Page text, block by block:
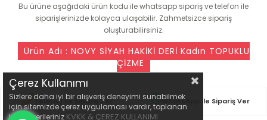
Çerez Kullanımı
Sizlere daha iyi bir alışveriş deneyimi sunabilmek
için sitemizde çerez uygulaması vardır, toplanan
kişisel verileriniz KVKK & ÇEREZ KULLANIMI
Bu ürüne aşağıdaki ürün kodu ile whatsapp sipariş ve telefon ile
siparişlerinizde kolayca ulaşabilir. Zahmetsizce sipariş
oluşturabilirsiniz.
Ürün Adı : NOVY SİYAH HAKİKİ DERİ Kadın TOPUKLU
ÇİZME
WhatsApp ile Sipariş Ver
Telefon ile Sipariş Ver